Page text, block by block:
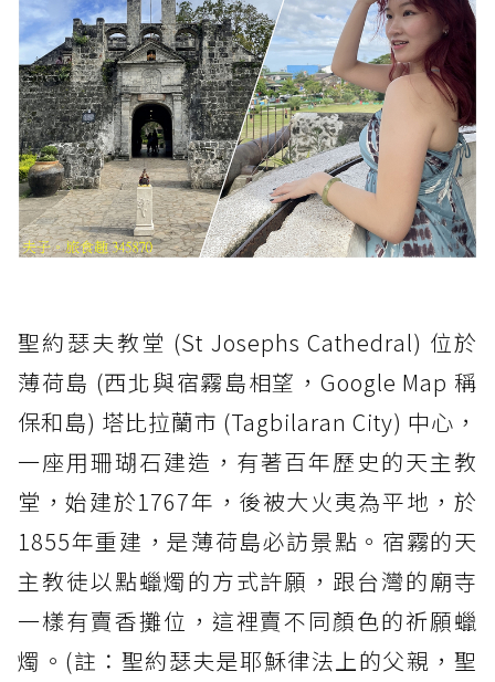
聖約瑟夫教堂 (St Josephs Cathedral) 位於
薄荷島 (西北與宿霧島相望，Google Map 稱
保和島) 塔比拉蘭市 (Tagbilaran City) 中心，
一座用珊瑚石建造，有著百年歷史的天主教
堂，始建於1767年，後被大火夷為平地，於
1855年重建，是薄荷島必訪景點。宿霧的天
主教徒以點蠟燭的方式許願，跟台灣的廟寺
一樣有賣香攤位，這裡賣不同顏色的祈願蠟
燭。(註：聖約瑟夫是耶穌律法上的父親，聖